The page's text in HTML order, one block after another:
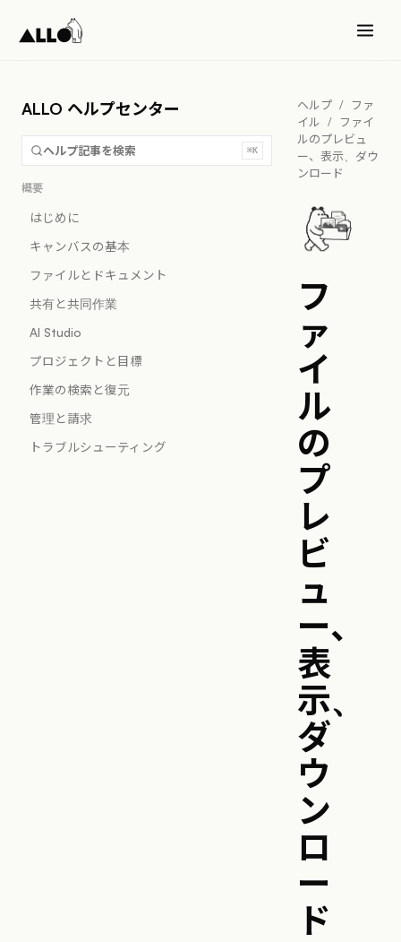
ALLO ヘルプセンター
ヘルプ記事を検索 ⌘K
概要
はじめに
キャンバスの基本
ファイルとドキュメント
共有と共同作業
AI Studio
プロジェクトと目標
作業の検索と復元
管理と請求
トラブルシューティング
ヘルプ /
ファ
イル /
ファイ
ルのプレビュ
ー、表示、ダウ
ンロード
フ
ァ
イ
ル
の
プ
レ
ビ
ュ
ー、
表
示、
ダ
ウ
ン
ロ
ー
ド